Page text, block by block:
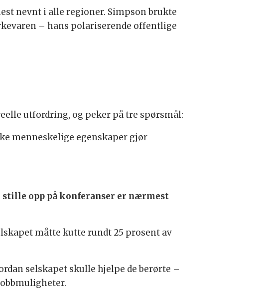
nevnt i alle regioner. Simpson brukte
– hans polariserende offentlige
utfordring, og peker på tre spørsmål:
menneskelige egenskaper gjør
opp på konferanser er nærmest
måtte kutte rundt 25 prosent av
selskapet skulle hjelpe de berørte –